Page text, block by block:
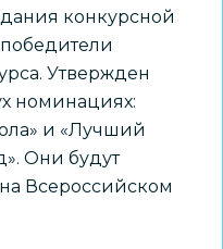
конкурсной
Утвержден
номинациях:
и «Лучший
Они будут
Всероссийском